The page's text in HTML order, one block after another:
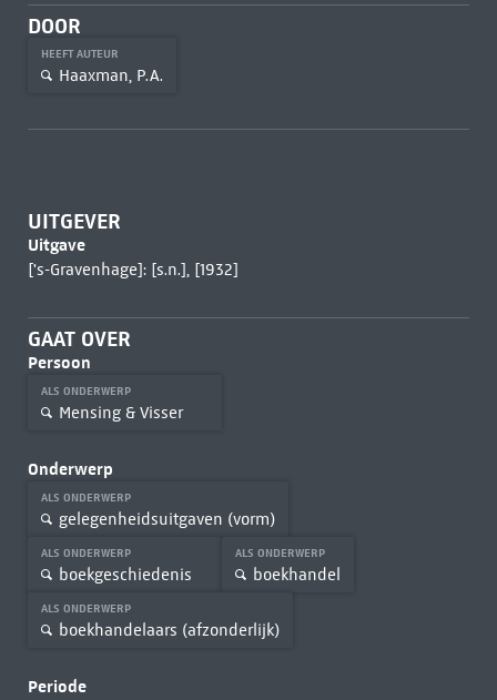
DOOR
HEEFT AUTEUR
Haaxman, P.A.
UITGEVER
Uitgave
['s-Gravenhage]: [s.n.], [1932]
GAAT OVER
Persoon
ALS ONDERWERP
Mensing & Visser
Onderwerp
ALS ONDERWERP
gelegenheidsuitgaven (vorm)
ALS ONDERWERP
boekgeschiedenis
ALS ONDERWERP
boekhandel
ALS ONDERWERP
boekhandelaars (afzonderlijk)
Periode